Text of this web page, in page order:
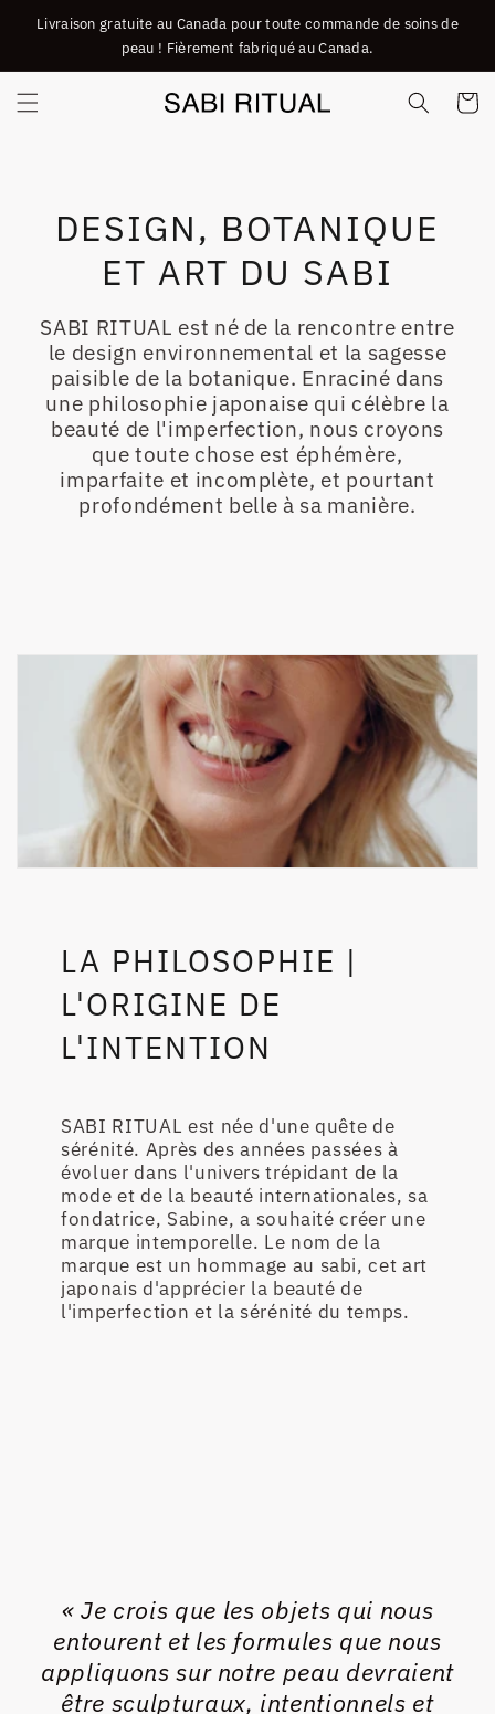
PASSER
Livraison gratuite au Canada pour toute commande de soins de
peau ! Fièrement fabriqué au Canada.
Panier
DESIGN, BOTANIQUE
ET ART DU SABI
SABI RITUAL est né de la rencontre entre
le design environnemental et la sagesse
paisible de la botanique. Enraciné dans
une philosophie japonaise qui célèbre la
beauté de l'imperfection, nous croyons
que toute chose est éphémère,
imparfaite et incomplète, et pourtant
profondément belle à sa manière.
LA PHILOSOPHIE |
L'ORIGINE DE
L'INTENTION
SABI RITUAL est née d'une quête de
sérénité. Après des années passées à
évoluer dans l'univers trépidant de la
mode et de la beauté internationales, sa
fondatrice, Sabine, a souhaité créer une
marque intemporelle. Le nom de la
marque est un hommage au sabi, cet art
japonais d'apprécier la beauté de
l'imperfection et la sérénité du temps.
« Je crois que les objets qui nous
entourent et les formules que nous
appliquons sur notre peau devraient
être sculpturaux, intentionnels et